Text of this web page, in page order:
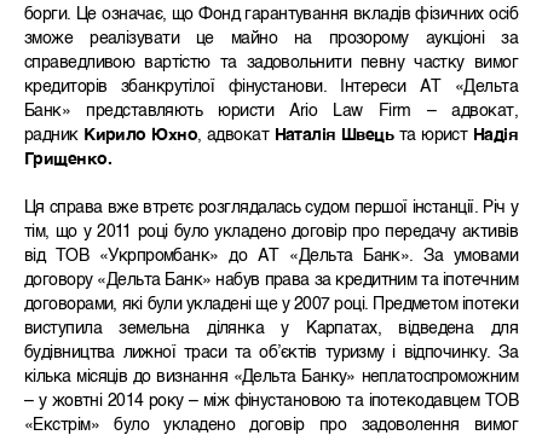
борги. Це означає, що Фонд гарантування вкладів фізичних осіб
зможе реалізувати це майно на прозорому аукціоні за
справедливою вартістю та задовольнити певну частку вимог
кредиторів збанкрутілої фінустанови. Інтереси АТ «Дельта
Банк» представляють юристи Ario Law Firm – адвокат,
радник Кирило Юхно, адвокат Наталія Швецьта юрист Надія
Грищенко.
Ця справа вже втретє розглядалась судом першої інстанції. Річ у
тім, що у 2011 році було укладено договір про передачу активів
від ТОВ «Укрпромбанк» до АТ «Дельта Банк». За умовами
договору «Дельта Банк» набув права за кредитним та іпотечним
договорами, які були укладені ще у 2007 році. Предметом іпотеки
виступила земельна ділянка у Карпатах, відведена для
будівництва лижної траси та об’єктів туризму і відпочинку. За
кілька місяців до визнання «Дельта Банку» неплатоспроможним
– у жовтні 2014 року – між фінустановою та іпотекодавцем ТОВ
«Екстрім» було укладено договір про задоволення вимог